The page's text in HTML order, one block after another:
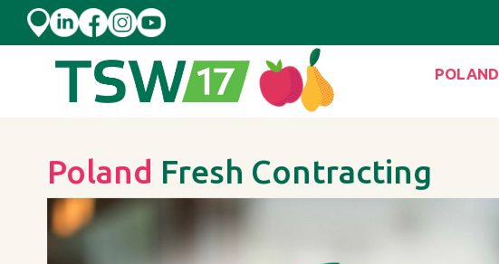
Skip to content
POLAND
Poland Fresh Contracting